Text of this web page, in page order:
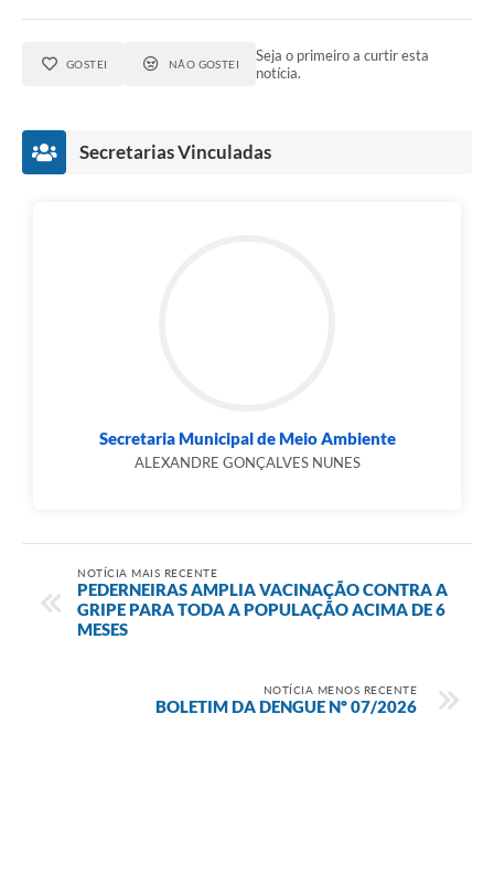
GOSTEI NÃO GOSTEI
Seja o primeiro a curtir esta
notícia.
Secretarias Vinculadas
Secretaria Municipal de Meio Ambiente
ALEXANDRE GONÇALVES NUNES
NOTÍCIA MAIS RECENTE
PEDERNEIRAS AMPLIA VACINAÇÃO CONTRA A
GRIPE PARA TODA A POPULAÇÃO ACIMA DE 6
MESES
NOTÍCIA MENOS RECENTE
BOLETIM DA DENGUE Nº 07/2026